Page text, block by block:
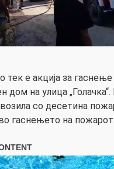
тек e акција за
дом на улица
со десетина
гаснењето на пожарот.